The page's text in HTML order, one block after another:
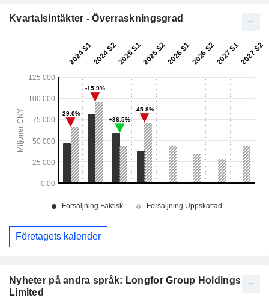
Nyheter på andra språk: Longfor Group Holdings
Limited
Kvartalsintäkter - Överraskningsgrad
Företagets kalender